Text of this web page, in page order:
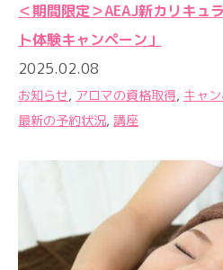
＜期間限定＞AEAJ新カリキュ
ト体験キャンペーン」
2025.02.08
お知らせ, アロマの資格取得, キャ
最新の予約状況, 講座